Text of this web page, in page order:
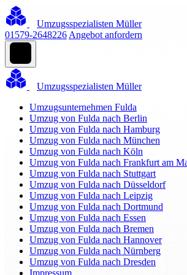
Umzugsspezialisten Müller
01579-2648226 Angebot anfordern
Umzugsspezialisten Müller
Umzugsunternehmen Fulda
Umzug von Fulda nach Berlin
Umzug von Fulda nach Hamburg
Umzug von Fulda nach München
Umzug von Fulda nach Köln
Umzug von Fulda nach Frankfurt am
Umzug von Fulda nach Stuttgart
Umzug von Fulda nach Düsseldorf
Umzug von Fulda nach Leipzig
Umzug von Fulda nach Dortmund
Umzug von Fulda nach Essen
Umzug von Fulda nach Bremen
Umzug von Fulda nach Hannover
Umzug von Fulda nach Nürnberg
Umzug von Fulda nach Dresden
Impressum